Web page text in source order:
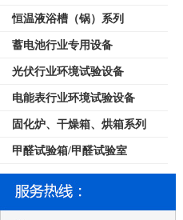
恒温液浴槽（锅）系列
蓄电池行业专用设备
光伏行业环境试验设备
电能表行业环境试验设备
固化炉、干燥箱、烘箱系列
甲醛试验箱/甲醛试验室